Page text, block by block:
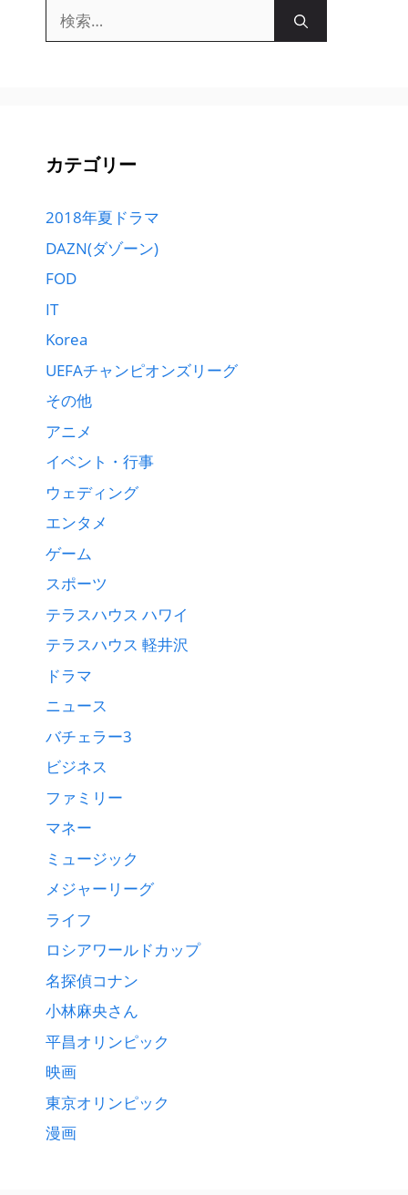
索:
カテゴリー
2018年夏ドラマ
DAZN(ダゾーン)
FOD
IT
Korea
UEFAチャンピオンズリーグ
その他
アニメ
イベント・行事
ウェディング
エンタメ
ゲーム
スポーツ
テラスハウス ハワイ
テラスハウス 軽井沢
ドラマ
ニュース
バチェラー3
ビジネス
ファミリー
マネー
ミュージック
メジャーリーグ
ライフ
ロシアワールドカップ
名探偵コナン
小林麻央さん
平昌オリンピック
映画
東京オリンピック
漫画